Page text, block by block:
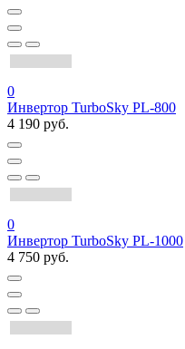
0
Инвертор TurboSky PL-800
4 190 руб.
0
Инвертор TurboSky PL-1000
4 750 руб.